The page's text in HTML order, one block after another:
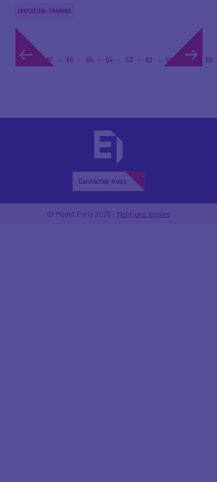
EDUCATION-TRAINING
1... 67 66 65 64 63 62 61 60 59
Contactez-nous
© Medef Paris 2026 - Mentions légales